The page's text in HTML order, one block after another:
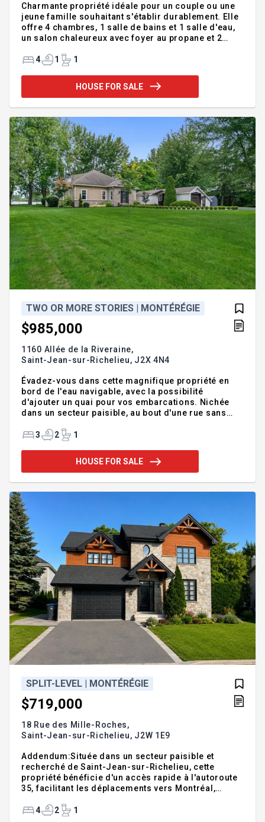
Charmante propriété idéale pour un couple ou une
jeune famille souhaitant s'établir durablement. Elle
offre 4 chambres, 1 salle de bains et 1 salle d'eau,
un salon chaleureux avec foyer au propane et 2
sur dalle de béton, sans sous-sol, elle propose un
grand garage, une piscine creusée, un terrain
intime bordé de cèdres. Tous les électroménagers
de la cuisine sont inclus. À seulement 2 minutes de
Addendum:Bienvenue sur l'île Sainte-Thérèse, un s
4 1 1
HOUSE FOR SALE
TWO OR MORE STORIES | MONTÉRÉGIE
$985,000
1160 Allée de la Riveraine,
Saint-Jean-sur-Richelieu, J2X 4N4
Évadez-vous dans cette magnifique propriété en
bord de l'eau navigable, avec la possibilité
d'ajouter un quai pour vos embarcations. Nichée
dans un secteur paisible, au bout d'une rue sans
000 pieds carrés, soigneusement entretenu et
L'intérieur spacieux et lumineux, agrémenté de
plafonds de plus de 9 pieds au rez-de-chaussée,
lieu unique. Un véritable joyau à découvrir! Prise de
possession rapi
3 2 1
HOUSE FOR SALE
SPLIT-LEVEL | MONTÉRÉGIE
$719,000
18 Rue des Mille-Roches,
Saint-Jean-sur-Richelieu, J2W 1E9
Addendum:Située dans un secteur paisible et
recherché de Saint-Jean-sur-Richelieu, cette
propriété bénéficie d'un accès rapide à l'autoroute
35, facilitant les déplacements vers Montréal,
des écoles, garderies, parcs, pistes cyclables,
4 2 1